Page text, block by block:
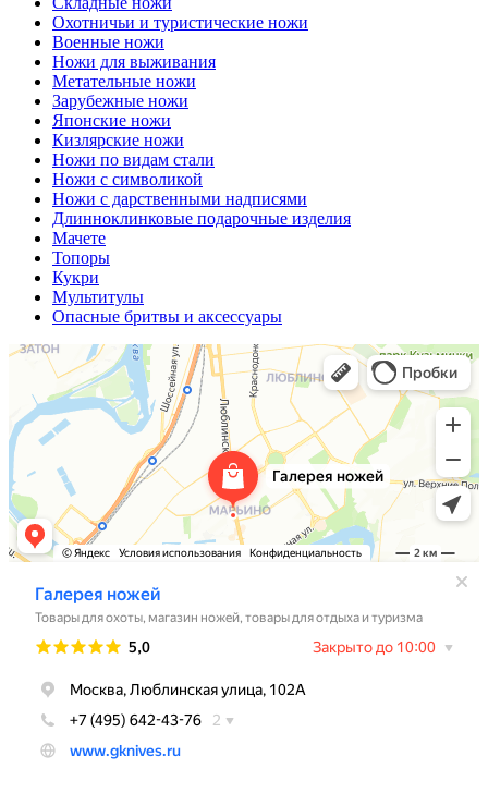
Охотничьи и туристические ножи
Военные ножи
Ножи для выживания
Метательные ножи
Зарубежные ножи
Японские ножи
Кизлярские ножи
Ножи по видам стали
Ножи с символикой
Ножи с дарственными надписями
Длинноклинковые подарочные изделия
Мачете
Топоры
Кукри
Мультитулы
Опасные бритвы и аксессуары